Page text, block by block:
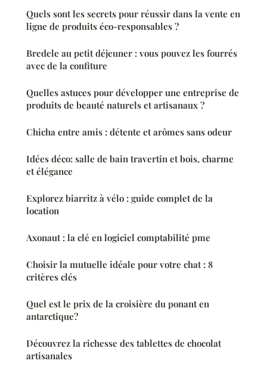
Quels sont les secrets pour réussir dans la vente en
ligne de produits éco-responsables ?
Bredele au petit déjeuner : vous pouvez les fourrés
avec de la confiture
Quelles astuces pour développer une entreprise de
produits de beauté naturels et artisanaux ?
Chicha entre amis : détente et arômes sans odeur
Idées déco: salle de bain travertin et bois, charme
et élégance
Explorez biarritz à vélo : guide complet de la
location
Axonaut : la clé en logiciel comptabilité pme
Choisir la mutuelle idéale pour votre chat : 8
critères clés
Quel est le prix de la croisière du ponant en
antarctique?
Découvrez la richesse des tablettes de chocolat
artisanales